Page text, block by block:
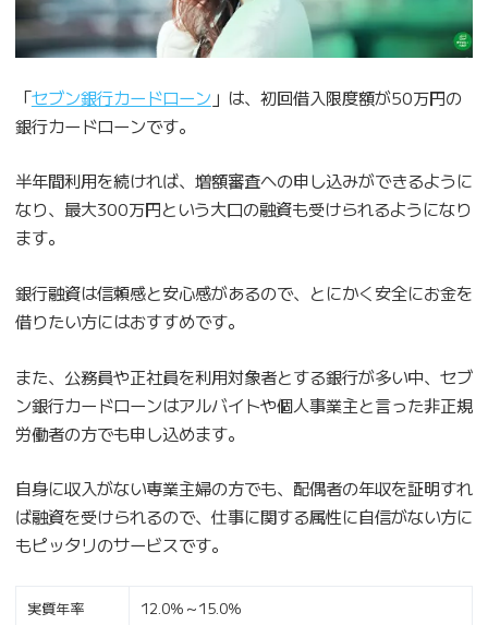
「セブン銀行カードローン 」は、初回借入限度額が50万円の
銀行カードローンです。
半年間利用を続ければ、増額審査への申し込みができるように
なり、最大300万円という大口の融資も受けられるようになり
ます。
銀行融資は信頼感と安心感があるので、とにかく安全にお金を
借りたい方にはおすすめです。
また、公務員や正社員を利用対象者とする銀行が多い中、セブ
ン銀行カードローンはアルバイトや個人事業主と言った非正規
労働者の方でも申し込めます。
自身に収入がない専業主婦の方でも、配偶者の年収を証明すれ
ば融資を受けられるので、仕事に関する属性に自信がない方に
もピッタリのサービスです。
実質年率 12.0％～15.0％